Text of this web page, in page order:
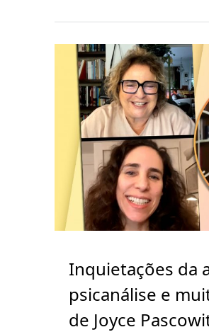
Inquietações da
psicanálise e
de Joyce